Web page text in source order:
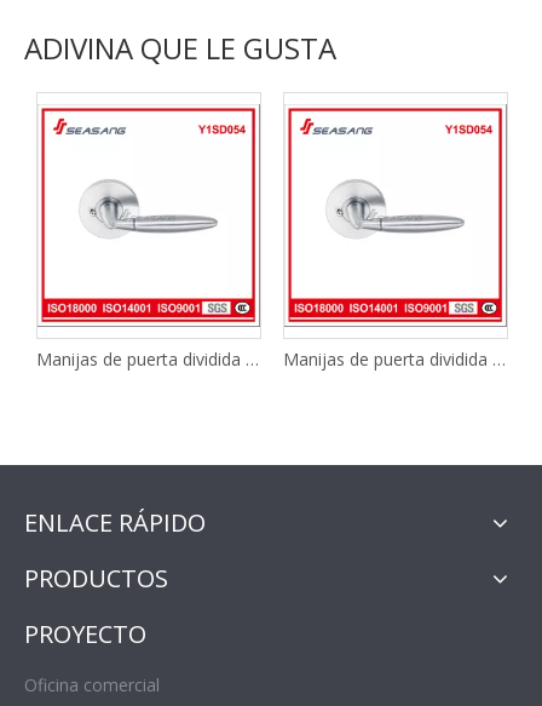
ADIVINA QUE LE GUSTA
Manijas de puerta dividida para baño manija de baño de acero inoxidable manija de cerradura de puerta de madera Y1SD054 Manijas de puerta dividida para baño manija de baño de acero inoxidable manija de cerradura de puerta de madera Y1SD054
ENLACE RÁPIDO
PRODUCTOS
PROYECTO
Oficina comercial